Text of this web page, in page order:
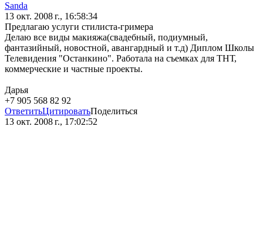
Sanda
13 окт. 2008 г., 16:58:34
Предлагаю услуги стилиста-гримера
Делаю все виды макияжа(свадебный, подиумный,
фантазийный, новостной, авангардный и т.д) Диплом Школы
Телевидения "Останкино". Работала на съемках для ТНТ,
коммерческие и частные проекты.
Дарья
+7 905 568 82 92
ОтветитьЦитироватьПоделиться
13 окт. 2008 г., 17:02:52